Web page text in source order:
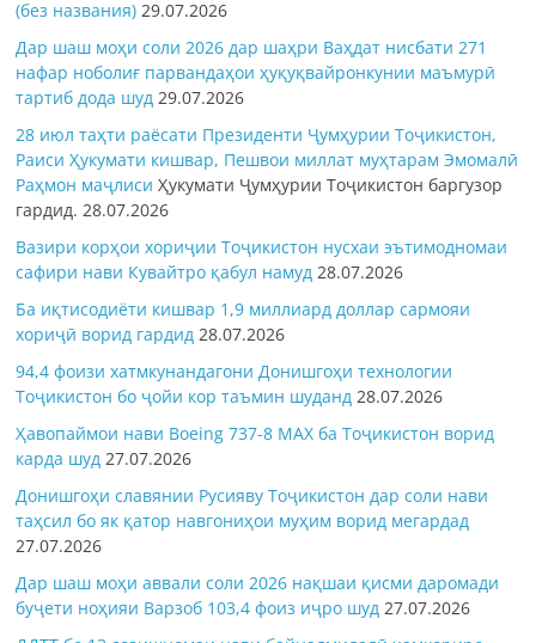
(без названия) 29.07.2026
Дар шаш моҳи соли 2026 дар шаҳри Ваҳдат нисбати 271
нафар ноболиғ парвандаҳои ҳуқуқвайронкунии маъмурӣ
тартиб дода шуд 29.07.2026
28 июл таҳти раёсати Президенти Ҷумҳурии Тоҷикистон,
Раиси Ҳукумати кишвар, Пешвои миллат муҳтарам Эмомалӣ
Раҳмон маҷлисиҲукумати Ҷумҳурии Тоҷикистон баргузор
гардид.28.07.2026
Вазири корҳои хориҷии Тоҷикистон нусхаи эътимодномаи
сафири нави Кувайтро қабул намуд 28.07.2026
Ба иқтисодиёти кишвар 1,9 миллиард доллар сармояи
хориҷӣ ворид гардид 28.07.2026
94,4 фоизи хатмкунандагони Донишгоҳи технологии
Тоҷикистон бо ҷойи кор таъмин шуданд 28.07.2026
Ҳавопаймои нави Boeing 737-8 MAX ба Тоҷикистон ворид
карда шуд 27.07.2026
Донишгоҳи славянии Русияву Тоҷикистон дар соли нави
таҳсил бо як қатор навгониҳои муҳим ворид мегардад
27.07.2026
Дар шаш моҳи аввали соли 2026 нақшаи қисми даромади
буҷети ноҳияи Варзоб 103,4 фоиз иҷро шуд 27.07.2026